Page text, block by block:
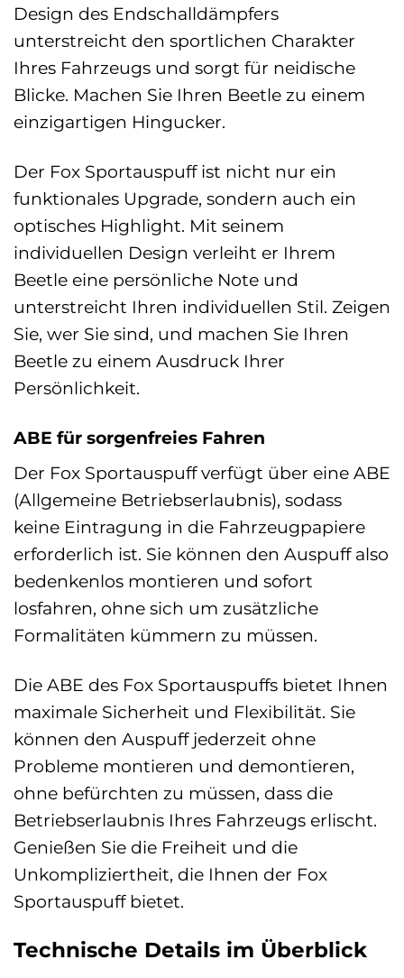
Design des Endschalldämpfers
unterstreicht den sportlichen Charakter
Ihres Fahrzeugs und sorgt für neidische
Blicke. Machen Sie Ihren Beetle zu einem
einzigartigen Hingucker.
Der Fox Sportauspuff ist nicht nur ein
funktionales Upgrade, sondern auch ein
optisches Highlight. Mit seinem
individuellen Design verleiht er Ihrem
Beetle eine persönliche Note und
unterstreicht Ihren individuellen Stil. Zeigen
Sie, wer Sie sind, und machen Sie Ihren
Beetle zu einem Ausdruck Ihrer
Persönlichkeit.
ABE für sorgenfreies Fahren
Der Fox Sportauspuff verfügt über eine ABE
(Allgemeine Betriebserlaubnis), sodass
keine Eintragung in die Fahrzeugpapiere
erforderlich ist. Sie können den Auspuff also
bedenkenlos montieren und sofort
losfahren, ohne sich um zusätzliche
Formalitäten kümmern zu müssen.
Die ABE des Fox Sportauspuffs bietet Ihnen
maximale Sicherheit und Flexibilität. Sie
können den Auspuff jederzeit ohne
Probleme montieren und demontieren,
ohne befürchten zu müssen, dass die
Betriebserlaubnis Ihres Fahrzeugs erlischt.
Genießen Sie die Freiheit und die
Unkompliziertheit, die Ihnen der Fox
Sportauspuff bietet.
Technische Details im Überblick